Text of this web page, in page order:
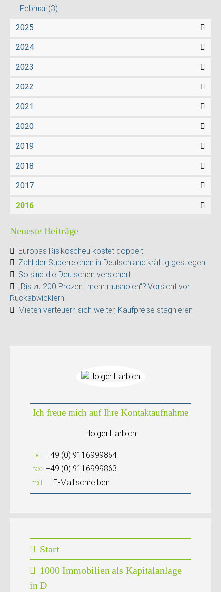
Februar (3)
2025
2024
2023
2022
2021
2020
2019
2018
2017
2016
Neueste Beiträge
Europas Risikoscheu kostet doppelt
Zahl der Superreichen in Deutschland kräftig gestiegen
So sind die Deutschen versichert
„Bis zu 200 Prozent mehr rausholen“? Vorsicht vor
Rückabwicklern!
Mieten verteuern sich weiter, Kaufpreise stagnieren
Ich freue mich auf Ihre Kontaktaufnahme
Holger Harbich
tel +49 (0) 9116999864
fax +49 (0) 9116999863
mail E-Mail schreiben
Start
1000 Immobilien als Kapitalanlage
in D